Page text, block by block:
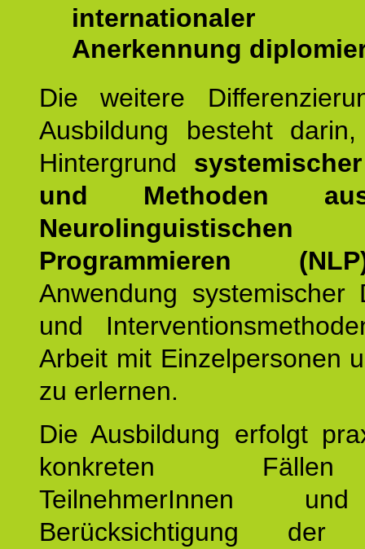
internationaler
Anerkennung
Die weitere
Ausbildung besteht
Hintergrund
und Methoden
Neurolinguistischen
Programmieren
Anwendung systemischer
und
Arbeit mit Einzelpersonen
zu erlernen.
Die Ausbildung erfolgt
konkreten
TeilnehmerInnen
Berücksichtigung der